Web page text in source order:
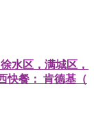
水区，满城区，
快餐： 肯德基（